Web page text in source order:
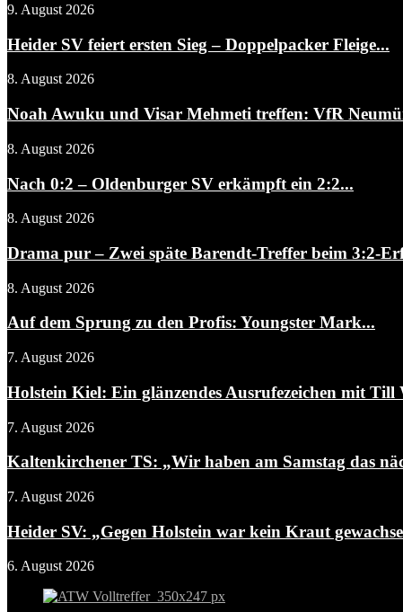
9. August 2026
Heider SV feiert ersten Sieg – Doppelpacker Fleige...
8. August 2026
Noah Awuku und Visar Mehmeti treffen: VfR
8. August 2026
Nach 0:2 – Oldenburger SV erkämpft ein 2:2...
8. August 2026
Drama pur – Zwei späte Barendt-Treffer beim 3:2-
8. August 2026
Auf dem Sprung zu den Profis: Youngster Mark...
7. August 2026
Holstein Kiel: Ein glänzendes Ausrufezeichen mit Till
7. August 2026
Kaltenkirchener TS: „Wir haben am Samstag das
7. August 2026
Heider SV: „Gegen Holstein war kein Kraut
6. August 2026